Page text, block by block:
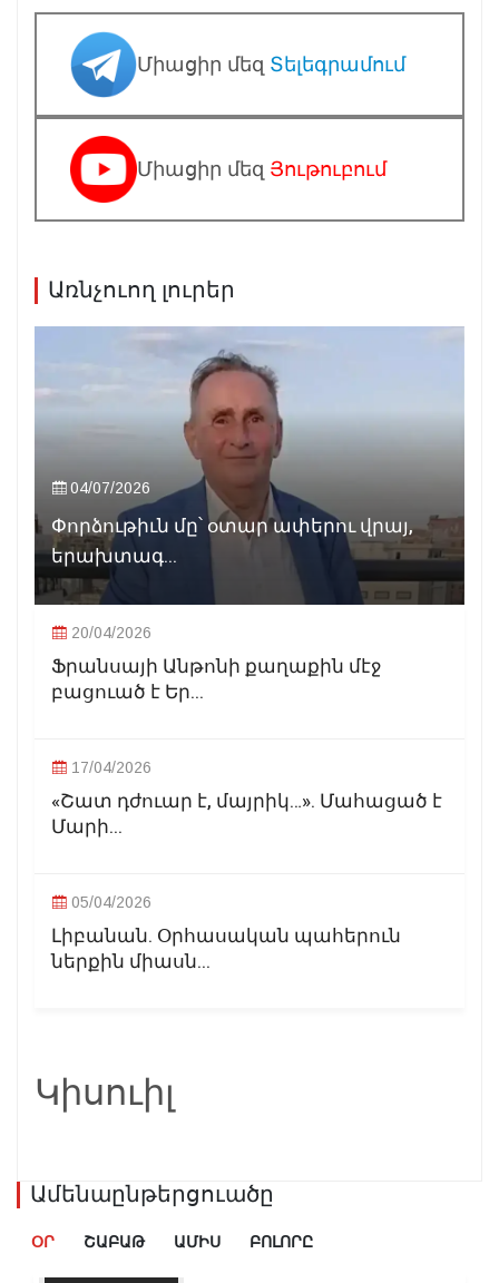
Միացիր մեզ Տելեգրամում
Միացիր մեզ Յութուբում
Առնչուող լուրեր
04/07/2026
Փորձութիւն մը՝ օտար ափերու վրայ,
երախտագ...
20/04/2026
Ֆրանսայի Անթոնի քաղաքին մէջ
բացուած է Եր...
17/04/2026
«Շատ դժուար է, մայրիկ…». Մահացած է
Մարի...
05/04/2026
Լիբանան. Օրհասական պահերուն
ներքին միասն...
Կիսուիլ
Ամենաընթերցուածը
ՕՐ ՇԱԲԱԹ ԱՄԻՍ ԲՈԼՈՐԸ